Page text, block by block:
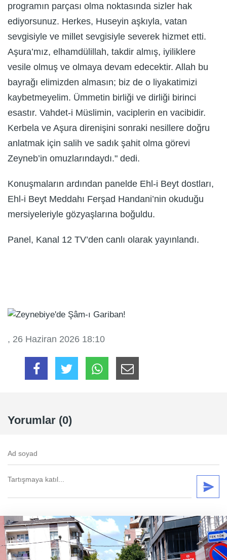
programın parçası olma noktasında sizler hak
ediyorsunuz. Herkes, Huseyin aşkıyla, vatan
sevgisiyle ve millet sevgisiyle severek hizmet etti.
Aşura’mız, elhamdülillah, takdir almış, iyiliklere
vesile olmuş ve olmaya devam edecektir. Allah bu
bayrağı elimizden almasın; biz de o liyakatimizi
kaybetmeyelim. Ümmetin birliği ve dirliği birinci
esastır. Vahdet-i Müslimin, vaciplerin en vacibidir.
Kerbela ve Aşura direnişini sonraki nesillere doğru
anlatmak için salih ve sadık şahit olma görevi
Zeyneb’in omuzlarındaydı." dedi.
Konuşmaların ardından panelde Ehl-i Beyt dostları,
Ehl-i Beyt Meddahı Ferşad Handani’nin okuduğu
mersiyeleriyle gözyaşlarına boğuldu.
Panel, Kanal 12 TV’den canlı olarak yayınlandı.
, 26 Haziran 2026 18:10
Yorumlar (0)